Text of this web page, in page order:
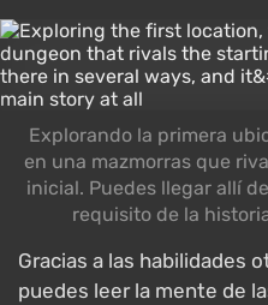
Explorando la primera
en una mazmorras que
inicial. Puedes llegar allí
requisito de la
Gracias a las habilidades
puedes leer la mente de